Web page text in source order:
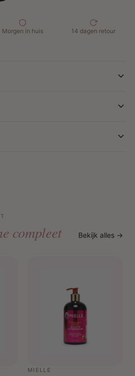
de vingers of een kam om
Vlecht of twist en laat aan de lucht
Morgen in huis 14 dagen retour
compleet Bekijk alles →
MIELLE